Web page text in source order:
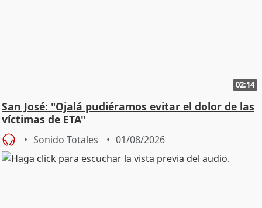
02:14
San José: "Ojalá pudiéramos evitar el dolor de las
víctimas de ETA"
Sonido Totales 01/08/2026